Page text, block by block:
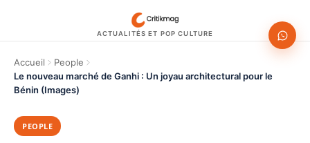
ACTUALITÉS ET POP CULTURE
Accueil
People
Le nouveau marché de Ganhi : Un joyau architectural pour le
Bénin (Images)
PEOPLE